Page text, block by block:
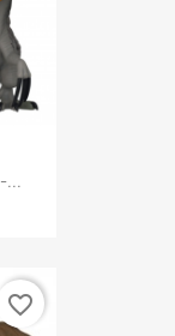
...
favorite_border